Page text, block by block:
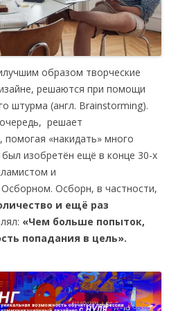
образом творческие
решаются при помощи
штурма (англ. Brainstorming).
решает
помогая «накидать» много
изобретён ещё в конце 30-х
и
Осборн, в частности,
и ещё раз
«Чем больше попыток,
попадания в цель».